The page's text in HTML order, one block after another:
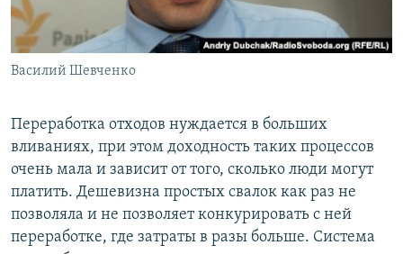
Василий Шевченко
Переработка отходов нуждается в больших
вливаниях, при этом доходность таких процессов
очень мала и зависит от того, сколько люди могут
платить. Дешевизна простых свалок как раз не
позволяла и не позволяет конкурировать с ней
переработке, где затраты в разы больше. Система